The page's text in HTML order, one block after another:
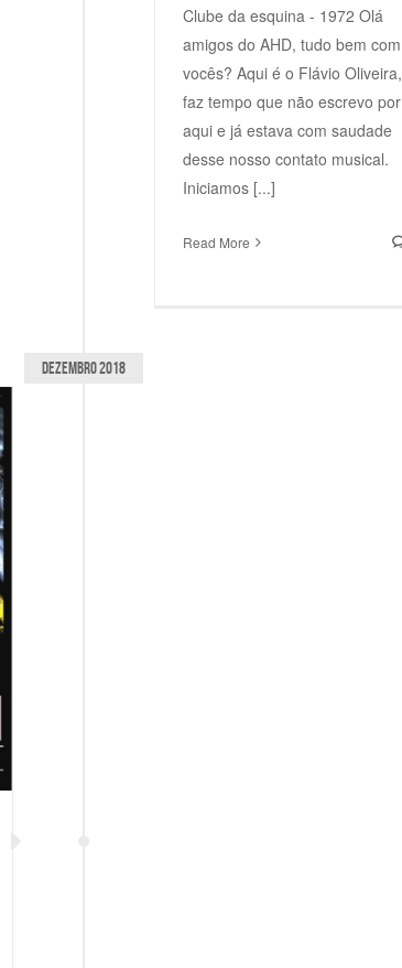
Clube da esquina - 1972 Olá
amigos do AHD, tudo bem com
vocês? Aqui é o Flávio Oliveira,
faz tempo que não escrevo por
aqui e já estava com saudade
desse nosso contato musical.
Iniciamos [...]
Read More
dezembro 2018